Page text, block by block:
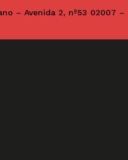
– Avenida 2, nº53 02007 –